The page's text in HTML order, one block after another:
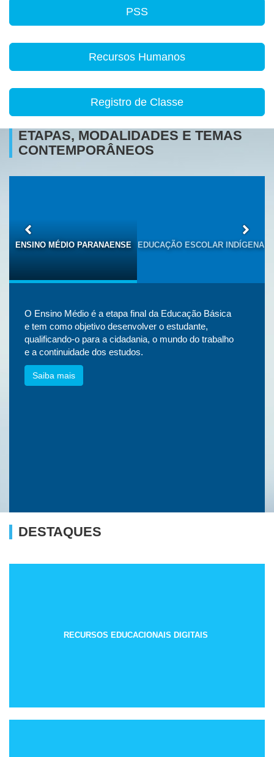
PSS
Recursos Humanos
Registro de Classe
ETAPAS, MODALIDADES E TEMAS
CONTEMPORÂNEOS
ENSINO MÉDIO PARANAENSE
EDUCAÇÃO ESCOLAR INDÍGENA
O Ensino Médio é a etapa final da Educação Básica
e tem como objetivo desenvolver o estudante,
qualificando-o para a cidadania, o mundo do trabalho
e a continuidade dos estudos.
Saiba mais
DESTAQUES
RECURSOS EDUCACIONAIS DIGITAIS